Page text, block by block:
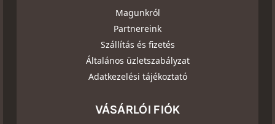
Magunkról
Partnereink
Szállítás és fizetés
Általános üzletszabályzat
Adatkezelési tájékoztató
VÁSÁRLÓI FIÓK